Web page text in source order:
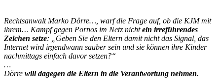
Rechtsanwalt Marko Dörre…, warf die Frage auf, ob die KJM mit
ihrem… Kampf gegen Pornos im Netz nichtein irreführendes
Zeichen setze: „Geben Sie den Eltern damit nicht das Signal, das
Internet wird irgendwann sauber sein und sie können ihre Kinder
nachmittags einfach davor setzen?“
…
Dörre will dagegen die Eltern in die Verantwortung nehmen.